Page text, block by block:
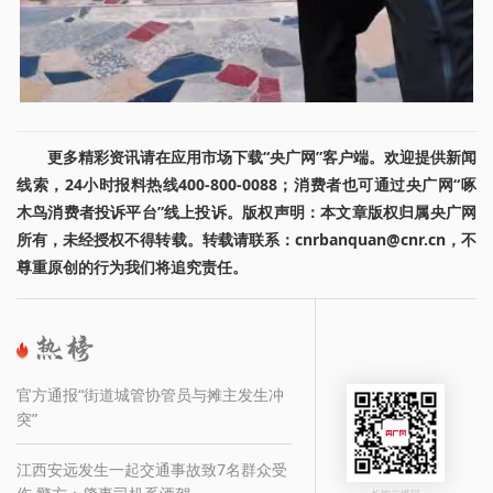
更多精彩资讯请在应用市场下载“央广网”客户端。欢迎提供新闻
线索，24小时报料热线400-800-0088；消费者也可通过央广网“啄
木鸟消费者投诉平台”线上投诉。版权声明：本文章版权归属央广网
所有，未经授权不得转载。转载请联系：cnrbanquan@cnr.cn，不
尊重原创的行为我们将追究责任。
官方通报“街道城管协管员与摊主发生冲
突”
江西安远发生一起交通事故致7名群众受